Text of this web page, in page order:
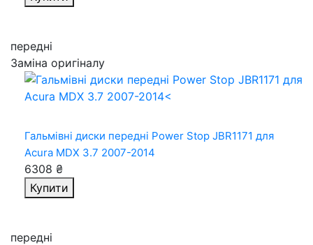
передні
Заміна оригіналу
Гальмівні диски передні Power Stop JBR1171 для
Acura MDX 3.7 2007-2014
6308 ₴
Купити
передні